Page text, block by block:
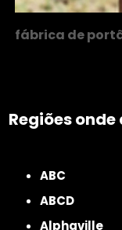
fábrica de
Regiões onde
ABC
ABCD
Alphaville